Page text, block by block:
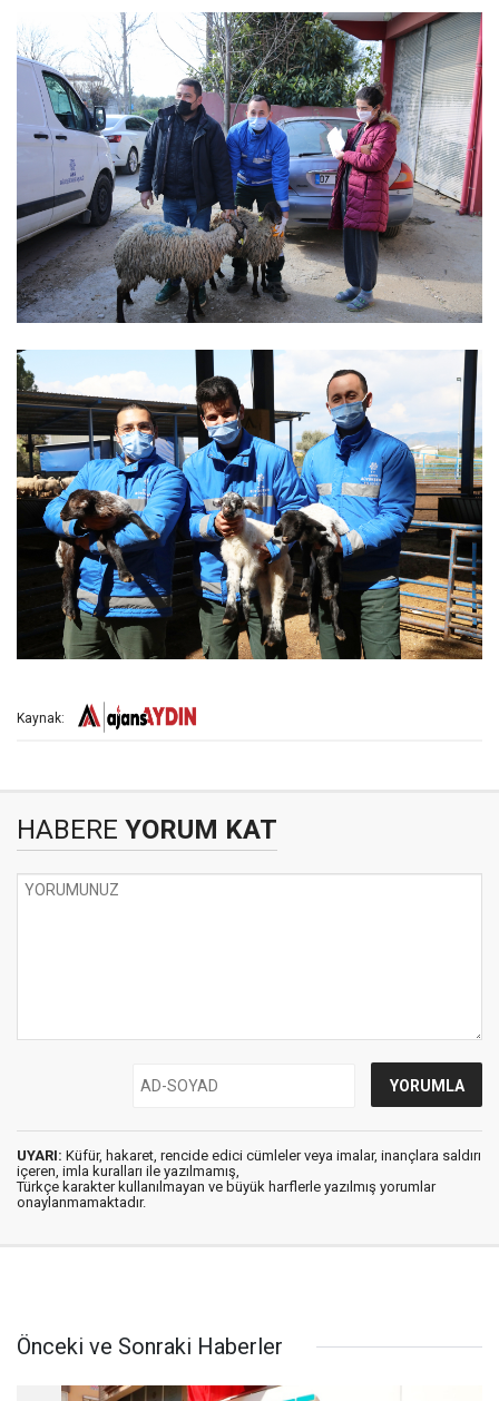
Kaynak:
HABERE YORUM KAT
UYARI: Küfür, hakaret, rencide edici cümleler veya imalar, inançlara saldırı
içeren, imla kuralları ile yazılmamış,
Türkçe karakter kullanılmayan ve büyük harflerle yazılmış yorumlar
onaylanmamaktadır.
Önceki ve Sonraki Haberler